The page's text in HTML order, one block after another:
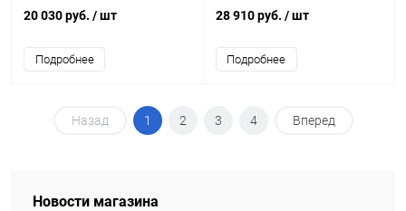
20 030 руб. / шт
Подробнее
28 910 руб. / шт
Подробнее
Назад 1 2 3 4 Вперед
Новости магазина